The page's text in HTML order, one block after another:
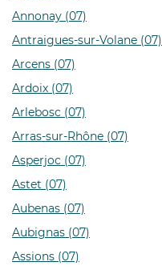
Annonay (07)
Antraigues-sur-Volane (07)
Arcens (07)
Ardoix (07)
Arlebosc (07)
Arras-sur-Rhône (07)
Asperjoc (07)
Astet (07)
Aubenas (07)
Aubignas (07)
Assions (07)